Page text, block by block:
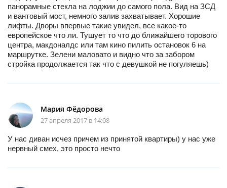
панорамные стекла на лоджии до самого пола. Вид на ЗСД
и вантовый мост, немного залив захватывает. Хорошие
лифты. Дворы впервые такие увидел, все какое-то
европейское что ли. Тушует то что до ближайшего торового
центра, макдоналдс или там кино пилить остановок 6 на
маршрутке. Зелени маловато и видно что за забором
стройка продолжается так что с девушкой не погуляешь)
Мария Фёдорова
27 апреля 2017 в 14:08
У нас диван исчез причем из принятой квартиры) у нас уже
нервный смех, это просто нечто